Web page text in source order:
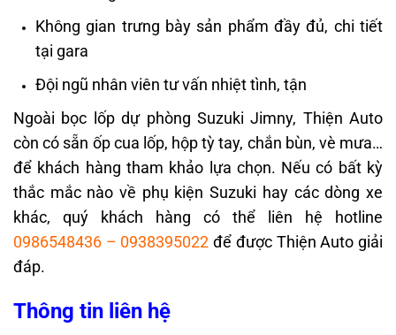
Không gian trưng bày sản phẩm đầy đủ, chi tiết
tại gara
Đội ngũ nhân viên tư vấn nhiệt tình, tận
Ngoài bọc lốp dự phòng Suzuki Jimny, Thiện Auto
còn có sẵn ốp cua lốp, hộp tỳ tay, chắn bùn, vè mưa…
để khách hàng tham khảo lựa chọn. Nếu có bất kỳ
thắc mắc nào về phụ kiện Suzuki hay các dòng xe
khác, quý khách hàng có thể liên hệ hotline
0986548436 – 0938395022 để được Thiện Auto giải
đáp.
Thông tin liên hệ